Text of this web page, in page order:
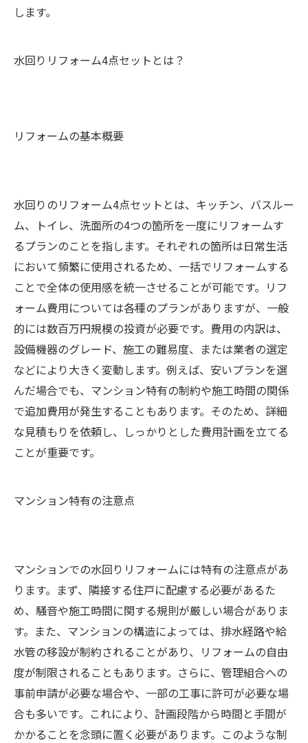
します。
水回りリフォーム4点セットとは？
リフォームの基本概要
水回りのリフォーム4点セットとは、キッチン、バスルー
ム、トイレ、洗面所の4つの箇所を一度にリフォームす
るプランのことを指します。それぞれの箇所は日常生活
において頻繁に使用されるため、一括でリフォームする
ことで全体の使用感を統一させることが可能です。リフ
ォーム費用については各種のプランがありますが、一般
的には数百万円規模の投資が必要です。費用の内訳は、
設備機器のグレード、施工の難易度、または業者の選定
などにより大きく変動します。例えば、安いプランを選
んだ場合でも、マンション特有の制約や施工時間の関係
で追加費用が発生することもあります。そのため、詳細
な見積もりを依頼し、しっかりとした費用計画を立てる
ことが重要です。
マンション特有の注意点
マンションでの水回りリフォームには特有の注意点があ
ります。まず、隣接する住戸に配慮する必要があるた
め、騒音や施工時間に関する規則が厳しい場合がありま
す。また、マンションの構造によっては、排水経路や給
水管の移設が制約されることがあり、リフォームの自由
度が制限されることもあります。さらに、管理組合への
事前申請が必要な場合や、一部の工事に許可が必要な場
合も多いです。これにより、計画段階から時間と手間が
かかることを念頭に置く必要があります。このような制